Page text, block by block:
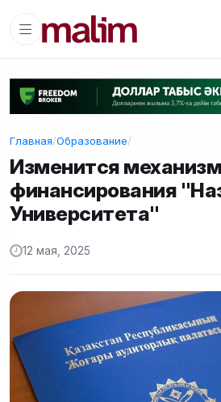
Главная/Образование/
Изменится механизм
финансирования
Университета"
12 мая, 2025